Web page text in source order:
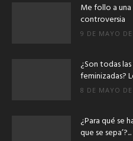
Me follo a
controversia
9 DE MAYO
¿Son todas
feminizadas?
8 DE MAYO
¿Para qué se
que se sepa’?...